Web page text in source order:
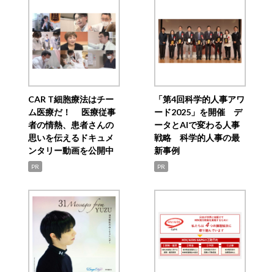
CAR T細胞療法はチー
ム医療だ！ 医療従事
者の情熱、患者さんの
思いを伝えるドキュメ
ンタリー動画を公開中
PR
「第4回科学的人事アワ
ード2025」を開催 デ
ータとAIで変わる人事
戦略 科学的人事の最
新事例
PR